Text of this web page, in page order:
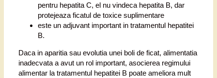
pentru hepatita C, el nu vindeca hepatita B, dar
protejeaza ficatul de toxice suplimentare
este un adjuvant important in tratamentul hepatitei
B.
Daca in aparitia sau evolutia unei boli de ficat, alimentatia
inadecvata a avut un rol important, asocierea regimului
alimentar la tratamentul hepatitei B poate ameliora mult